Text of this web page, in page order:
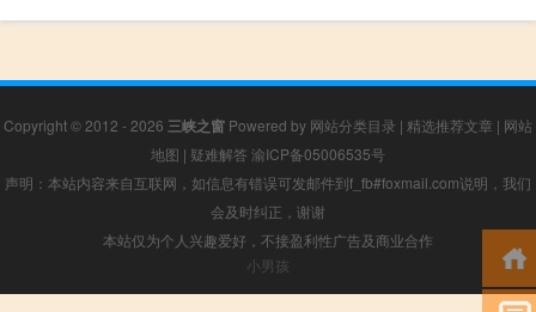
Copyright © 2012 - 2026 三峡之窗 Powered by 网站分类目录 | 精选推荐文章 | 网站
地图 | 疑难解答 渝ICP备05006535号
声明：本站内容来自互联网，如信息有错误可发邮件到f_fb#foxmail.com说明，我们
会及时纠正，谢谢
本站仅为个人兴趣爱好，不接盈利性广告及商业合作
小男孩